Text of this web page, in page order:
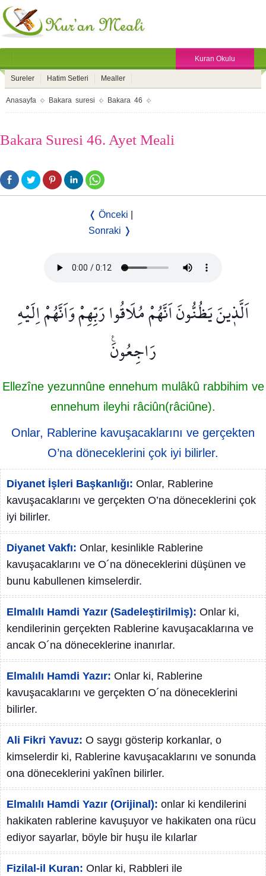
Kuran Okulu
Sureler Hatim Setleri Mealler
Anasayfa Bakara suresi Bakara 46
Bakara Suresi 46. Ayet Meali
❬ Önceki
Sonraki ❭
اَلَّذ۪ينَ يَظُنُّونَ اَنَّهُمْ مُلَاقُوا رَبِّهِمْ وَاَنَّهُمْ اِلَيْهِ
رَاجِعُونَ۟
Ellezîne yezunnûne ennehum mulâkû rabbihim ve
ennehum ileyhi râciûn(râciûne).
Onlar, Rablerine kavuşacaklarını ve gerçekten
O’na döneceklerini çok iyi bilirler.
Diyanet İşleri Başkanlığı: Onlar, Rablerine
kavuşacaklarını ve gerçekten O’na döneceklerini çok
iyi bilirler.
Diyanet Vakfı: Onlar, kesinlikle Rablerine
kavuşacaklarını ve O´na döneceklerini düşünen ve
bunu kabullenen kimselerdir.
Elmalılı Hamdi Yazır (Sadeleştirilmiş): Onlar ki,
kendilerinin gerçekten Rablerine kavuşacaklarına ve
ancak O´na döneceklerine inanırlar.
Elmalılı Hamdi Yazır: Onlar ki, Rablerine
kavuşacaklarını ve gerçekten O´na döneceklerini
bilirler.
Ali Fikri Yavuz: O saygı gösterip korkanlar, o
kimselerdir ki, Rablerine kavuşacaklarını ve sonunda
ona döneceklerini yakînen bilirler.
Elmalılı Hamdi Yazır (Orijinal): onlar ki kendilerini
hakikaten rablerine kavuşuyor ve hakikaten ona rücu
ediyor sayarlar, böyle bir huşu ile kılarlar
Fizilal-il Kuran: Onlar ki, Rabbleri ile